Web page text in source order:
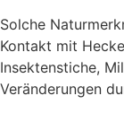
Solche
Kontakt mit
Insektenstiche,
Veränderungen